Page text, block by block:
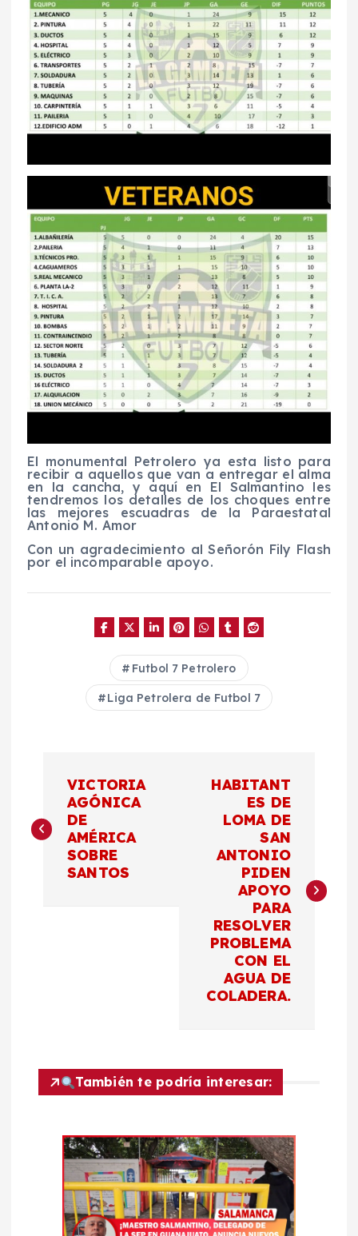
El monumental Petrolero ya esta listo para
recibir a aquellos que van a entregar el alma
en la cancha, y aquí en El Salmantino les
tendremos los detalles de los choques entre
las mejores escuadras de la Paraestatal
Antonio M. Amor
Con un agradecimiento al Señorón Fily Flash
por el incomparable apoyo.
Futbol 7 Petrolero
Liga Petrolera de Futbol 7
a
v
ó
VICTORIA
AGÓNICA
DE
AMÉRICA
SOBRE
SANTOS
HABITANT
ES DE
LOMA DE
SAN
ANTONIO
PIDEN
APOYO
PARA
RESOLVER
PROBLEMA
CON EL
AGUA DE
COLADERA.
También te podría interesar: